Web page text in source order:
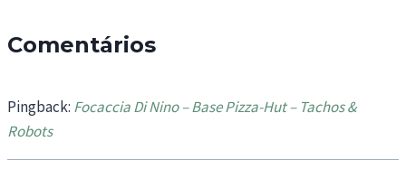
Comentários
Pingback: Focaccia Di Nino – Base Pizza-Hut – Tachos &
Robots